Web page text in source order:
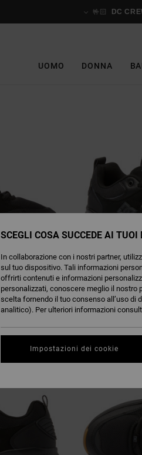
🤟🏻 DC
UOMO DONNA
SCEGLI COSA SUCCEDE AI TUOI
In collaborazione con i nostri partner,
sul tuo dispositivo. Tali informazioni
offrirti contenuti e informazioni
personalizzati, conoscere meglio il nostro
scelta fornendo il tuo consenso all’uso di
analitico). Per ulteriori informazioni
Impostazioni dei cookie